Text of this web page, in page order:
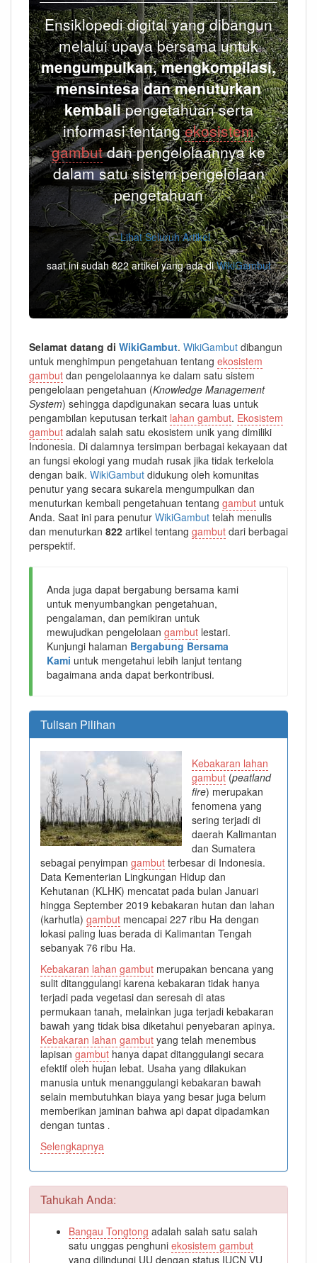
Ensiklopedi digital yang dibangun
melalui upaya bersama untuk
mengumpulkan, mengkompilasi,
mensintesa dan menuturkan
kembalipengetahuan serta
informasi tentangekosistem
gambutdan pengelolaannya ke
dalam satu sistem pengelolaan
pengetahuan
Lihat Seluruh Artikel
saat ini sudah 822 artikel yang ada diWikiGambut
Selamat datang di WikiGambut. WikiGambut dibangun
untuk menghimpun pengetahuan tentang ekosistem
gambut dan pengelolaannya ke dalam satu sistem
pengelolaan pengetahuan (Knowledge Management
System) sehingga dapdigunakan secara luas untuk
pengambilan keputusan terkait lahan gambut. Ekosistem
gambut adalah salah satu ekosistem unik yang dimiliki
Indonesia. Di dalamnya tersimpan berbagai kekayaan dat
an fungsi ekologi yang mudah rusak jika tidak terkelola
dengan baik. WikiGambut didukung oleh komunitas
penutur yang secara sukarela mengumpulkan dan
menuturkan kembali pengetahuan tentang gambut untuk
Anda. Saat ini para penutur WikiGambut telah menulis
dan menuturkan 822 artikel tentang gambut dari berbagai
perspektif.
Anda juga dapat bergabung bersama kami
untuk menyumbangkan pengetahuan,
pengalaman, dan pemikiran untuk
mewujudkan pengelolaan gambut lestari.
Kunjungi halaman Bergabung Bersama
Kami untuk mengetahui lebih lanjut tentang
bagaimana anda dapat berkontribusi.
Tulisan Pilihan
Kebakaran lahan
gambut (peatland
fire) merupakan
fenomena yang
sering terjadi di
daerah Kalimantan
dan Sumatera
sebagai penyimpan gambut terbesar di Indonesia.
Data Kementerian Lingkungan Hidup dan
Kehutanan (KLHK) mencatat pada bulan Januari
hingga September 2019 kebakaran hutan dan lahan
(karhutla) gambut mencapai 227 ribu Ha dengan
lokasi paling luas berada di Kalimantan Tengah
sebanyak 76 ribu Ha.
Kebakaran lahan gambut merupakan bencana yang
sulit ditanggulangi karena kebakaran tidak hanya
terjadi pada vegetasi dan seresah di atas
permukaan tanah, melainkan juga terjadi kebakaran
bawah yang tidak bisa diketahui penyebaran apinya.
Kebakaran lahan gambut yang telah menembus
lapisan gambut hanya dapat ditanggulangi secara
efektif oleh hujan lebat. Usaha yang dilakukan
manusia untuk menanggulangi kebakaran bawah
selain membutuhkan biaya yang besar juga belum
memberikan jaminan bahwa api dapat dipadamkan
dengan tuntas .
Selengkapnya
Tahukah Anda:
Bangau Tongtong adalah salah satu salah
satu unggas penghuni ekosistem gambut
yang dilindungi UU dengan status IUCN VU